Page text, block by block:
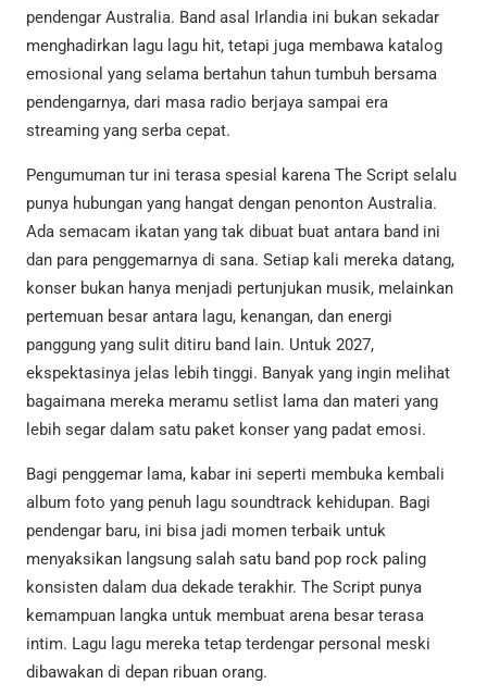
pendengar Australia. Band asal Irlandia ini bukan sekadar
menghadirkan lagu lagu hit, tetapi juga membawa katalog
emosional yang selama bertahun tahun tumbuh bersama
pendengarnya, dari masa radio berjaya sampai era
streaming yang serba cepat.
Pengumuman tur ini terasa spesial karena The Script selalu
punya hubungan yang hangat dengan penonton Australia.
Ada semacam ikatan yang tak dibuat buat antara band ini
dan para penggemarnya di sana. Setiap kali mereka datang,
konser bukan hanya menjadi pertunjukan musik, melainkan
pertemuan besar antara lagu, kenangan, dan energi
panggung yang sulit ditiru band lain. Untuk 2027,
ekspektasinya jelas lebih tinggi. Banyak yang ingin melihat
bagaimana mereka meramu setlist lama dan materi yang
lebih segar dalam satu paket konser yang padat emosi.
Bagi penggemar lama, kabar ini seperti membuka kembali
album foto yang penuh lagu soundtrack kehidupan. Bagi
pendengar baru, ini bisa jadi momen terbaik untuk
menyaksikan langsung salah satu band pop rock paling
konsisten dalam dua dekade terakhir. The Script punya
kemampuan langka untuk membuat arena besar terasa
intim. Lagu lagu mereka tetap terdengar personal meski
dibawakan di depan ribuan orang.